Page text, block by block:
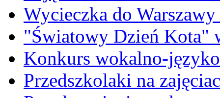
Wycieczka do
"Światowy Dzień Kota"
Konkurs wokalno-
Przedszkolaki na